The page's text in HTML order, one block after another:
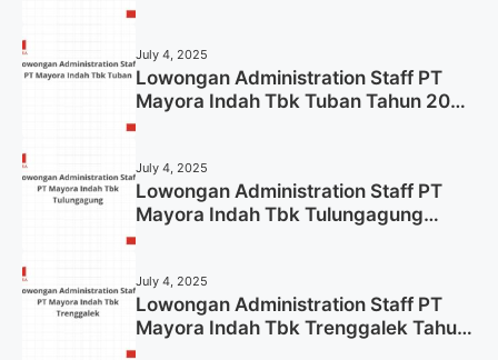
July 4, 2025
Lowongan Administration Staff PT
Mayora Indah Tbk Tuban Tahun 2025
July 4, 2025
Lowongan Administration Staff PT
Mayora Indah Tbk Tulungagung
July 4, 2025
Lowongan Administration Staff PT
Mayora Indah Tbk Trenggalek Tahun